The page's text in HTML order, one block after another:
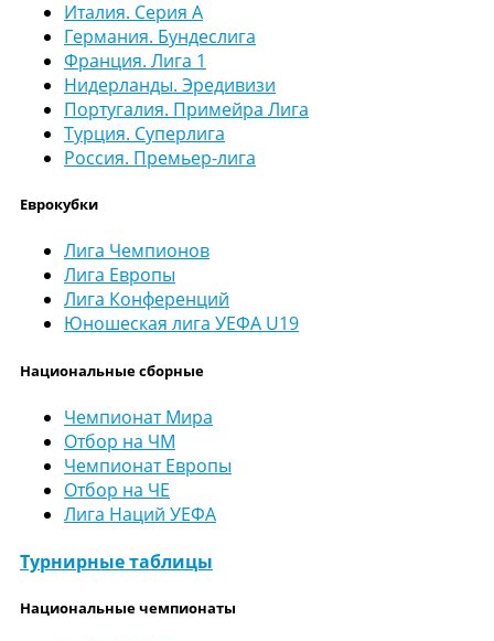
Италия. Серия А
Германия. Бундеслига
Франция. Лига 1
Нидерланды. Эредивизи
Португалия. Примейра Лига
Турция. Суперлига
Россия. Премьер-лига
Еврокубки
Лига Чемпионов
Лига Европы
Лига Конференций
Юношеская лига УЕФА U19
Национальные сборные
Чемпионат Мира
Отбор на ЧМ
Чемпионат Европы
Отбор на ЧЕ
Лига Наций УЕФА
Турнирные таблицы
Национальные чемпионаты